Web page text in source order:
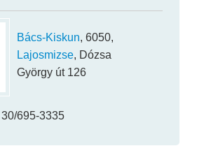
Bács-Kiskun, 6050,
Lajosmizse, Dózsa
György út 126
30/695-3335